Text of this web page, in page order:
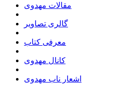
مقالات مهدوی
گالری تصاویر
معرفی کتاب
کانال مهدوی
اشعار ناب مهدوی